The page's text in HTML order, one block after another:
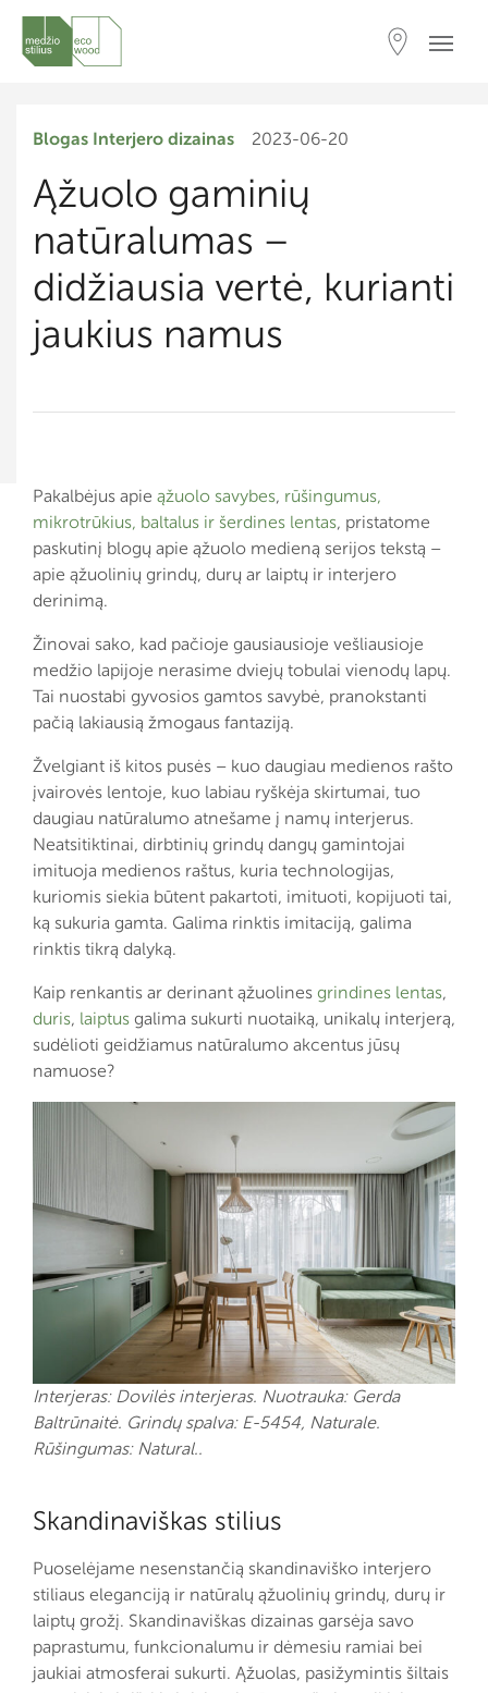
Blogas Interjero dizainas 2023-06-20
Ąžuolo gaminių
natūralumas –
didžiausia vertė, kurianti
jaukius namus
Pakalbėjus apie ąžuolo savybes, rūšingumus,
mikrotrūkius, baltalus ir šerdines lentas, pristatome
paskutinį blogų apie ąžuolo medieną serijos tekstą –
apie ąžuolinių grindų, durų ar laiptų ir interjero
derinimą.
Žinovai sako, kad pačioje gausiausioje vešliausioje
medžio lapijoje nerasime dviejų tobulai vienodų lapų.
Tai nuostabi gyvosios gamtos savybė, pranokstanti
pačią lakiausią žmogaus fantaziją.
Žvelgiant iš kitos pusės – kuo daugiau medienos rašto
įvairovės lentoje, kuo labiau ryškėja skirtumai, tuo
daugiau natūralumo atnešame į namų interjerus.
Neatsitiktinai, dirbtinių grindų dangų gamintojai
imituoja medienos raštus, kuria technologijas,
kuriomis siekia būtent pakartoti, imituoti, kopijuoti tai,
ką sukuria gamta. Galima rinktis imitaciją, galima
rinktis tikrą dalyką.
Kaip renkantis ar derinant ąžuolines grindines lentas,
duris, laiptus galima sukurti nuotaiką, unikalų interjerą,
sudėlioti geidžiamus natūralumo akcentus jūsų
namuose?
Interjeras: Dovilės interjeras. Nuotrauka: Gerda
Baltrūnaitė. Grindų spalva: E-5454, Naturale.
Rūšingumas: Natural..
Skandinaviškas stilius
Puoselėjame nesenstančią skandinaviško interjero
stiliaus eleganciją ir natūralų ąžuolinių grindų, durų ir
laiptų grožį. Skandinaviškas dizainas garsėja savo
paprastumu, funkcionalumu ir dėmesiu ramiai bei
jaukiai atmosferai sukurti. Ąžuolas, pasižymintis šiltais